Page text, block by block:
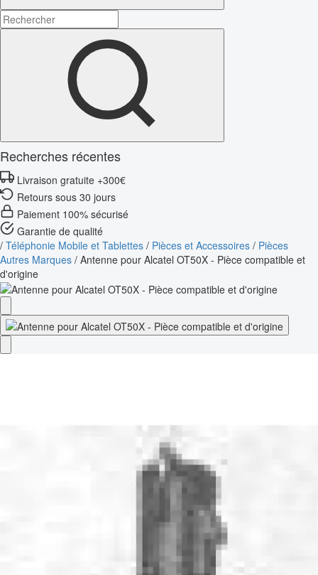
Recherches récentes
Livraison gratuite +300€
Retours sous 30 jours
Paiement 100% sécurisé
Garantie de qualité
/ Téléphonie Mobile et Tablettes / Pièces et Accessoires / Pièces
Autres Marques / Antenne pour Alcatel OT50X - Pièce compatible et
d'origine